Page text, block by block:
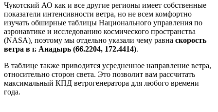
Чукотский АО как и все другие регионы имеет собственные
показатели интенсивности ветра, но не всем комфортно
изучать обширные таблицы Национального управления по
аэронавтике и исследованию космического пространства
(NASA), поэтому мы отдельно указали чему равна скорость
ветра в г. Анадырь (66.2204, 172.4414).
В таблице также приводится усредненное направление ветра,
относительно сторон света. Это позволит вам рассчитать
максимальный КПД ветрогенератора для любого времени
года.